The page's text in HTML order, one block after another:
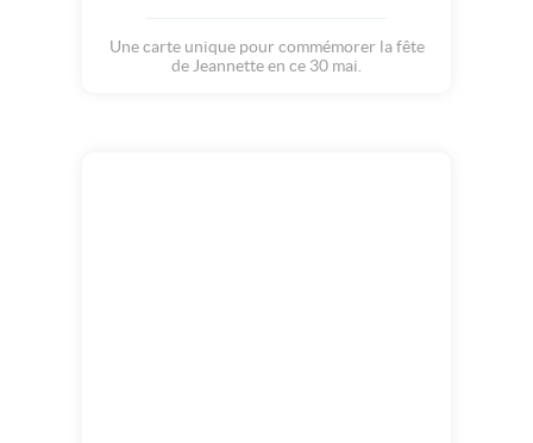
Une carte unique pour commémorer la fête
de Jeannette en ce 30 mai.